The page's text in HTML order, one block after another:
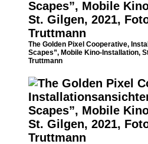
The Golden Pixel Cooperative,
Scapes”, Mobile Kino-Installation,
Truttmann